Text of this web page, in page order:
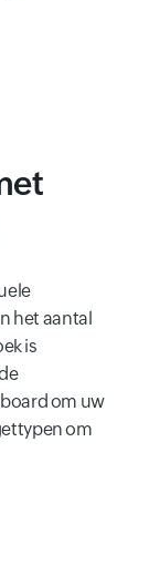
het aantal
is
om uw
om